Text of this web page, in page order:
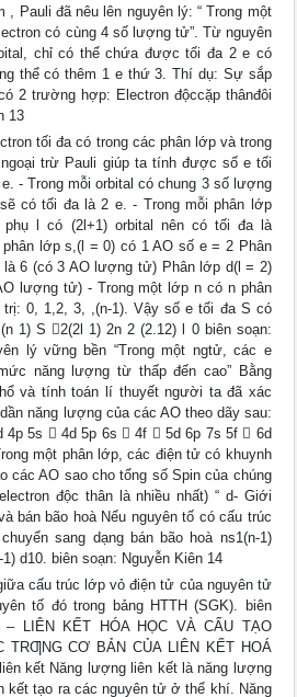
, Pauli đã nêu lên nguyên lý: “ Trong một
có cùng 4 số lượng tử”. Từ nguyên
chỉ có thể chứa được tối đa 2 e có
thể có thêm 1 e thứ 3. Thí dụ: Sự sắp
2 trường hợp: Electron độccặp thânđôi
13
tối đa có trong các phân lớp và trong
trừ Pauli giúp ta tính được số e tối
- Trong mỗi orbital có chung 3 số lượng
có tối đa là 2 e. - Trong mỗi phân lớp
l có (2l+1) orbital nên có tối đa là
lớp s,(l = 0) có 1 AO số e = 2 Phân
6 (có 3 AO lượng tử) Phân lớp d(l = 2)
lượng tử) - Trong một lớp n có n phân
0, 1,2, 3, ,(n-1). Vậy số e tối đa S có
1) S 2(2l 1) 2n 2 (2.12) l 0 biên soạn:
lý vững bền “Trong một ngtử, các e
năng lượng từ thấp đến cao” Bằng
và tính toán lí thuyết người ta đã xác
năng lượng của các AO theo dãy sau:
4p 5s  4d 5p 6s  4f  5d 6p 7s 5f  6d
một phân lớp, các điện tử có khuynh
các AO sao cho tổng số Spin của chúng
độc thân là nhiều nhất) “ d- Giới
bán bão hoà Nếu nguyên tố có cấu trúc
sang dạng bán bão hoà ns1(n-1)
d10. biên soạn: Nguyễn Kiên 14
cấu trúc lớp vỏ điện tử của nguyên tử
tố đó trong bảng HTTH (SGK). biên
– LIÊN KẾT HÓA HỌC VÀ CẤU TẠO
TRƢNG CƠ BẢN CỦA LIÊN KẾT HOÁ
kết Năng lượng liên kết là năng lượng
kết tạo ra các nguyên tử ở thể khí. Năng